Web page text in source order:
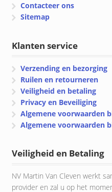
Contacteer ons
Sitemap
Klanten service
Verzending en bezorging
Ruilen en retourneren
Veiligheid en betaling
Privacy en Beveiliging
Algemene voorwaarden
Algemene voorwaarden
Veiligheid en Betaling
NV Martin Van Cleven werkt
provider en zal u op het